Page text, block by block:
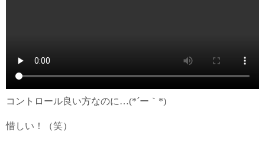
コントロール良い方なのに…(*´ー｀*)
惜しい！（笑）